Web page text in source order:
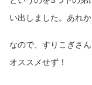
い出しました。あれ
なので、すりこぎさ
オススメせず！